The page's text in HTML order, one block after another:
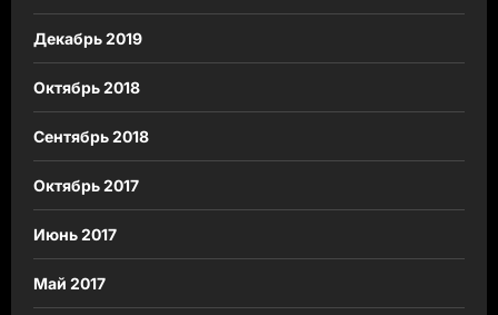
Декабрь 2019
Октябрь 2018
Сентябрь 2018
Октябрь 2017
Июнь 2017
Май 2017